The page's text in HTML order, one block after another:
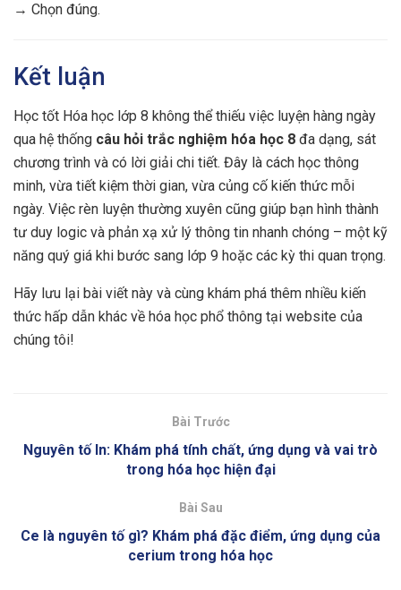
→ Chọn đúng.
Kết luận
Học tốt Hóa học lớp 8 không thể thiếu việc luyện hàng ngày
qua hệ thống câu hỏi trắc nghiệm hóa học 8 đa dạng, sát
chương trình và có lời giải chi tiết. Đây là cách học thông
minh, vừa tiết kiệm thời gian, vừa củng cố kiến thức mỗi
ngày. Việc rèn luyện thường xuyên cũng giúp bạn hình thành
tư duy logic và phản xạ xử lý thông tin nhanh chóng – một kỹ
năng quý giá khi bước sang lớp 9 hoặc các kỳ thi quan trọng.
Hãy lưu lại bài viết này và cùng khám phá thêm nhiều kiến
thức hấp dẫn khác về hóa học phổ thông tại website của
chúng tôi!
Bài Trước
Nguyên tố In: Khám phá tính chất, ứng dụng và vai trò
trong hóa học hiện đại
Bài Sau
Ce là nguyên tố gì? Khám phá đặc điểm, ứng dụng của
cerium trong hóa học